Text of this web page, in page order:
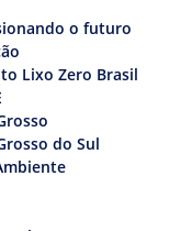
o futuro
Lixo Zero Brasil
do Sul